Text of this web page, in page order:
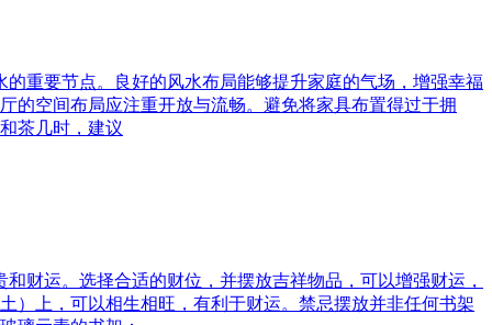
重要节点。良好的风水布局能够提升家庭的气场，增强幸福
的空间布局应注重开放与流畅。避免将家具布置得过于拥
茶几时，建议
财运。选择合适的财位，并摆放吉祥物品，可以增强财运，
）上，可以相生相旺，有利于财运。禁忌摆放并非任何书架